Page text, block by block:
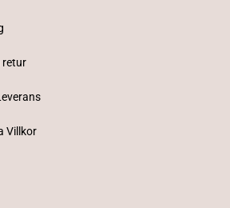
retur
Villkor